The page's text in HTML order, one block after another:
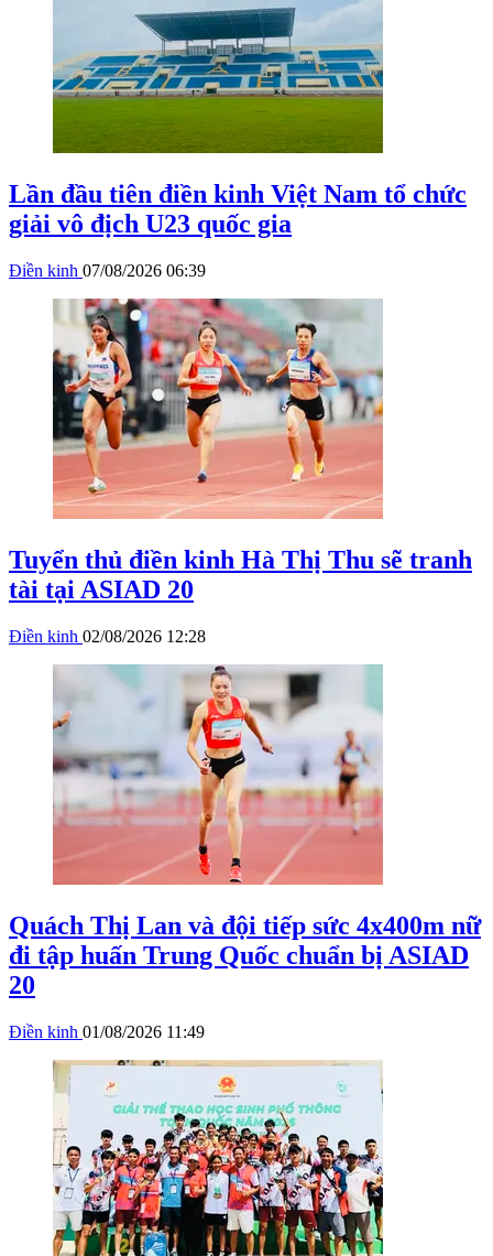
Lần đầu tiên điền kinh Việt Nam tổ chức
giải vô địch U23 quốc gia
Điền kinh 07/08/2026 06:39
Tuyển thủ điền kinh Hà Thị Thu sẽ tranh
tài tại ASIAD 20
Điền kinh 02/08/2026 12:28
Quách Thị Lan và đội tiếp sức 4x400m nữ
đi tập huấn Trung Quốc chuẩn bị ASIAD
20
Điền kinh 01/08/2026 11:49